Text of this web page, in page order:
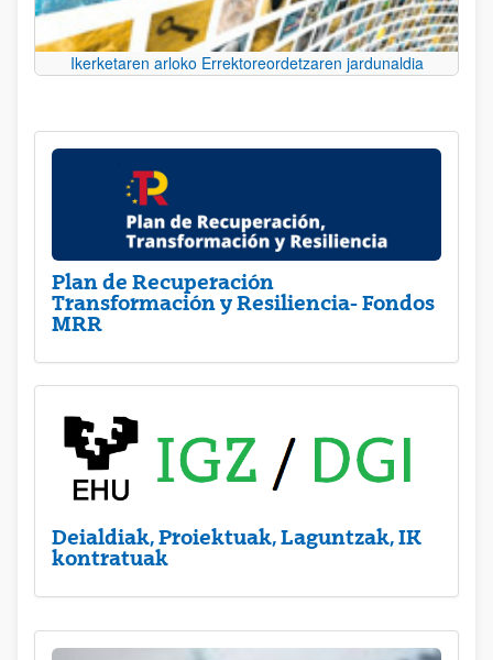
Ikerketaren arloko Errektoreordetzaren jardunaldia
Plan de Recuperación
Transformación y Resiliencia- Fondos
MRR
Deialdiak, Proiektuak, Laguntzak, IK
kontratuak